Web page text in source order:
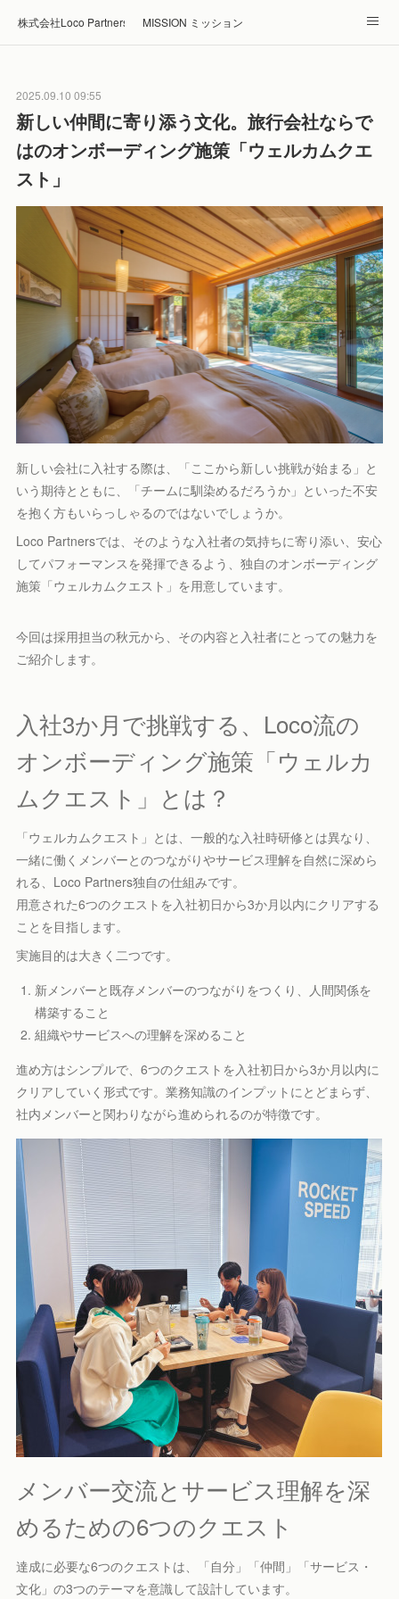
株式会社Loco Partners 🏠HomeMISSION ミッション
Blog ブログ ホテル・旅館の宿泊予約はRelux
2025.09.10 09:55
新しい仲間に寄り添う文化。旅行会社ならで
はのオンボーディング施策「ウェルカムクエ
スト」
新しい会社に入社する際は、「ここから新しい挑戦が始まる」と
いう期待とともに、「チームに馴染めるだろうか」といった不安
を抱く方もいらっしゃるのではないでしょうか。
Loco Partnersでは、そのような入社者の気持ちに寄り添い、安心
してパフォーマンスを発揮できるよう、独自のオンボーディング
施策「ウェルカムクエスト」を用意しています。
今回は採用担当の秋元から、その内容と入社者にとっての魅力を
ご紹介します。
入社3か月で挑戦する、Loco流の
オンボーディング施策「ウェルカ
ムクエスト」とは？
「ウェルカムクエスト」とは、一般的な入社時研修とは異なり、
一緒に働くメンバーとのつながりやサービス理解を自然に深めら
れる、Loco Partners独自の仕組みです。
用意された6つのクエストを入社初日から3か月以内にクリアする
ことを目指します。
実施目的は大きく二つです。
新メンバーと既存メンバーのつながりをつくり、人間関係を
構築すること
組織やサービスへの理解を深めること
進め方はシンプルで、6つのクエストを入社初日から3か月以内に
クリアしていく形式です。業務知識のインプットにとどまらず、
社内メンバーと関わりながら進められるのが特徴です。
メンバー交流とサービス理解を深
めるための6つのクエスト
達成に必要な6つのクエストは、「自分」「仲間」「サービス・
文化」の3つのテーマを意識して設計しています。